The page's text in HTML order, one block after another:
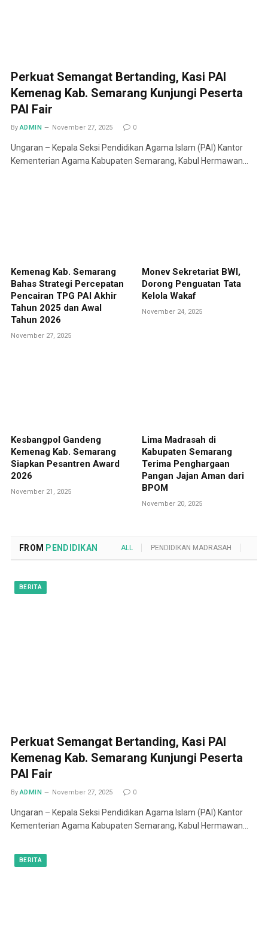
Perkuat Semangat Bertanding, Kasi PAI
Kemenag Kab. Semarang Kunjungi Peserta
PAI Fair
By ADMIN November 27, 2025 0
Ungaran – Kepala Seksi Pendidikan Agama Islam (PAI) Kantor
Kementerian Agama Kabupaten Semarang, Kabul Hermawan…
Kemenag Kab. Semarang
Bahas Strategi Percepatan
Pencairan TPG PAI Akhir
Tahun 2025 dan Awal
Tahun 2026
November 27, 2025
Monev Sekretariat BWI,
Dorong Penguatan Tata
Kelola Wakaf
November 24, 2025
Kesbangpol Gandeng
Kemenag Kab. Semarang
Siapkan Pesantren Award
2026
November 21, 2025
Lima Madrasah di
Kabupaten Semarang
Terima Penghargaan
Pangan Jajan Aman dari
BPOM
November 20, 2025
FROM PENDIDIKAN ALL PENDIDIKAN MADRASAH
BERITA
Perkuat Semangat Bertanding, Kasi PAI
Kemenag Kab. Semarang Kunjungi Peserta
PAI Fair
By ADMIN November 27, 2025 0
Ungaran – Kepala Seksi Pendidikan Agama Islam (PAI) Kantor
Kementerian Agama Kabupaten Semarang, Kabul Hermawan…
BERITA